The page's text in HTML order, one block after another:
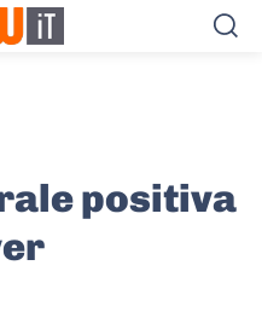
positiva